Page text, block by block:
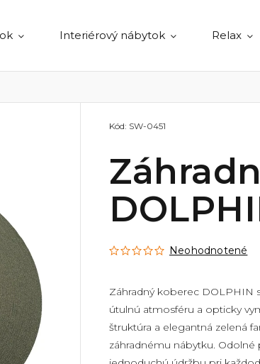
Interiérový nábytok Relax
Kód: SW-0451
Neohodnotené
Záhradný koberec DOLPHIN
útulnú atmosféru a opticky
štruktúra a elegantná zelená
záhradnému nábytku.